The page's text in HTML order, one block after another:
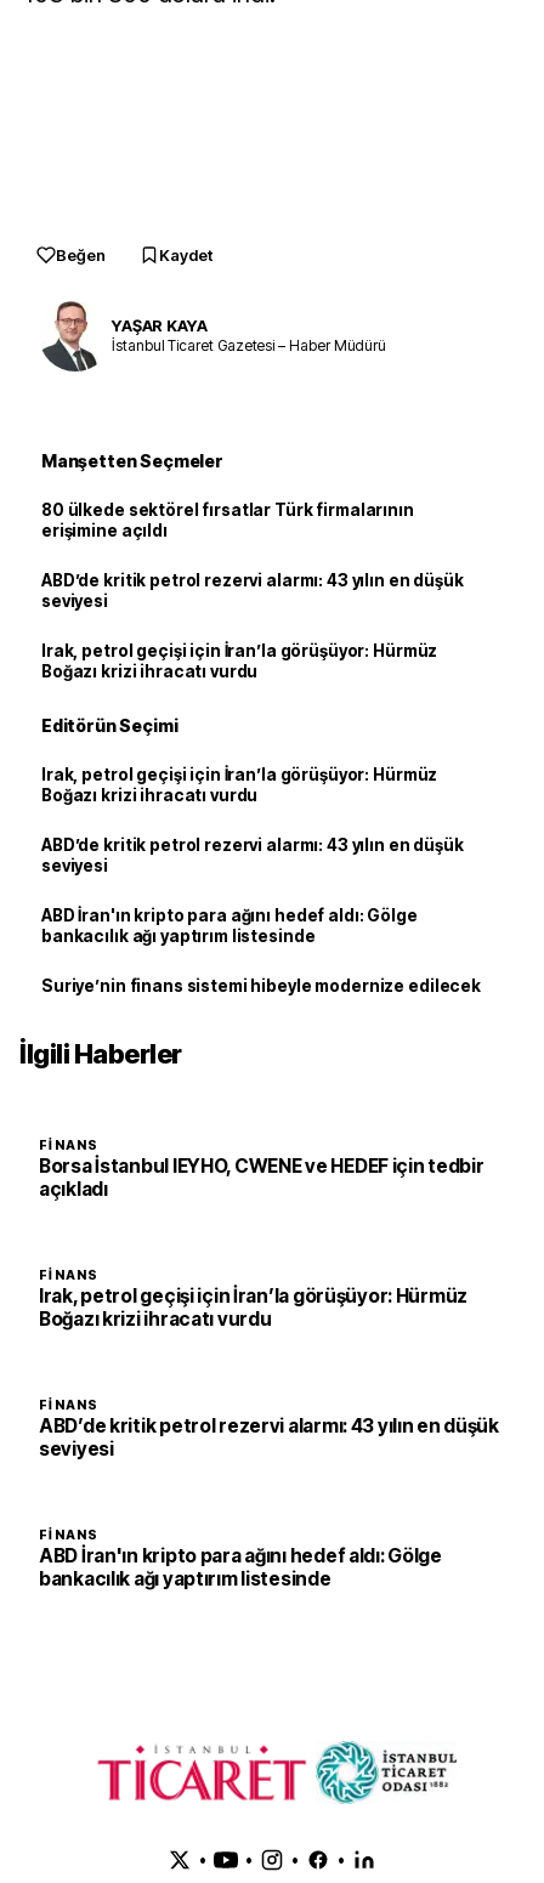
Beğen Kaydet
YAŞAR KAYA
İstanbul Ticaret Gazetesi – Haber Müdürü
Manşetten Seçmeler
80 ülkede sektörel fırsatlar Türk firmalarının
erişimine açıldı
ABD’de kritik petrol rezervi alarmı: 43 yılın en düşük
seviyesi
Irak, petrol geçişi için İran’la görüşüyor: Hürmüz
Boğazı krizi ihracatı vurdu
Editörün Seçimi
Irak, petrol geçişi için İran’la görüşüyor: Hürmüz
Boğazı krizi ihracatı vurdu
ABD’de kritik petrol rezervi alarmı: 43 yılın en düşük
seviyesi
ABD İran'ın kripto para ağını hedef aldı: Gölge
bankacılık ağı yaptırım listesinde
Suriye’nin finans sistemi hibeyle modernize edilecek
İlgili Haberler
FINANS
Borsa İstanbul IEYHO, CWENE ve HEDEF için tedbir
açıkladı
FINANS
Irak, petrol geçişi için İran’la görüşüyor: Hürmüz
Boğazı krizi ihracatı vurdu
FINANS
ABD’de kritik petrol rezervi alarmı: 43 yılın en düşük
seviyesi
FINANS
ABD İran'ın kripto para ağını hedef aldı: Gölge
bankacılık ağı yaptırım listesinde
• • • •